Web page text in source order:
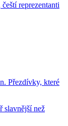
reprezentanti
Přezdívky, které
slavnější než